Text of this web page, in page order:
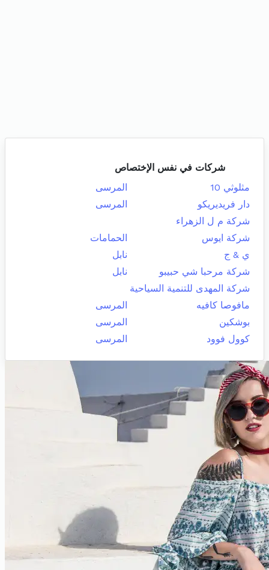
شركات في نفس الإختصاص
مثلوثي 10
المرسى
دار فريديريكو
المرسى
شركة م ل الزهراء
شركة ايوس
الحمامات
ي & ج
نابل
شركة مرحبا شي حبيبو
نابل
شركة المهدى للتنمية السياحية
مافوصا كافيه
المرسى
بوشكين
المرسى
كوول فوود
المرسى